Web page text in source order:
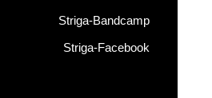
Striga-Bandcamp
Striga-Facebook